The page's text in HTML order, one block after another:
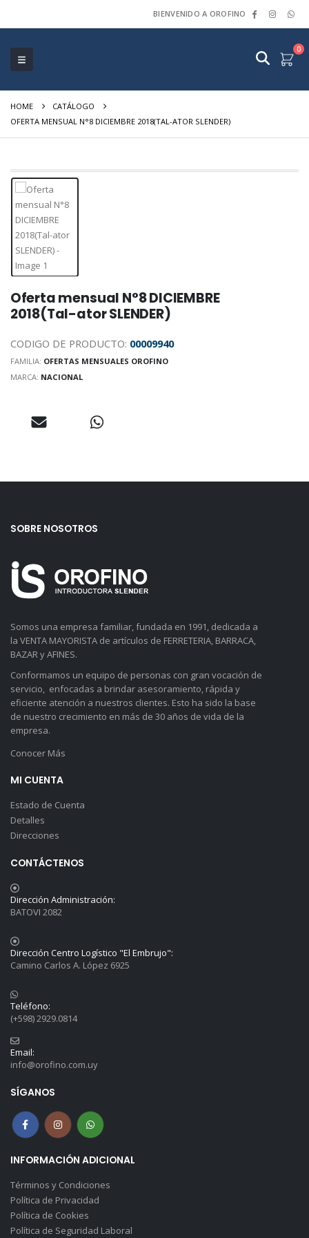
BIENVENIDO A OROFINO
0
HOME
CATÁLOGO
OFERTA MENSUAL N°8 DICIEMBRE 2018(TAL-ATOR SLENDER)
Oferta mensual N°8 DICIEMBRE
2018(Tal-ator SLENDER)
CODIGO DE PRODUCTO: 00009940
FAMILIA: OFERTAS MENSUALES OROFINO
MARCA: NACIONAL
SOBRE NOSOTROS
Somos una empresa familiar, fundada en 1991, dedicada a
la VENTA MAYORISTA de artículos de FERRETERIA, BARRACA,
BAZAR y AFINES.
Conformamos un equipo de personas con gran vocación de
servicio, enfocadas a brindar asesoramiento, rápida y
eficiente atención a nuestros clientes. Esto ha sido la base
de nuestro crecimiento en más de 30 años de vida de la
empresa.
Conocer Más
MI CUENTA
Estado de Cuenta
Detalles
Direcciones
CONTÁCTENOS
Dirección Administración:
BATOVI 2082
Dirección Centro Logístico "El Embrujo":
Camino Carlos A. López 6925
Teléfono:
(+598) 2929.0814
Email:
info@orofino.com.uy
SÍGANOS
INFORMACIÓN ADICIONAL
Términos y Condiciones
Política de Privacidad
Política de Cookies
Política de Seguridad Laboral